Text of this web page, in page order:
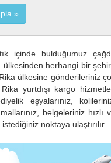
içinde bulduğumuz
ülkesinden herhangi bir
ülkesine gönderileriniz
yurtdışı kargo
eşyalarınız,
belgeleriniz hızlı
noktaya ulaştırılır.